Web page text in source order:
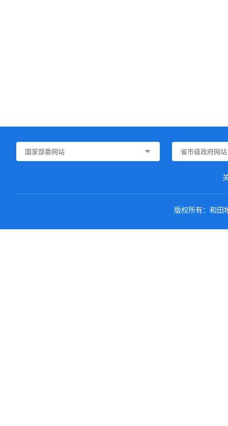
国家部委网站 省市级政府网站
版权所有：和田